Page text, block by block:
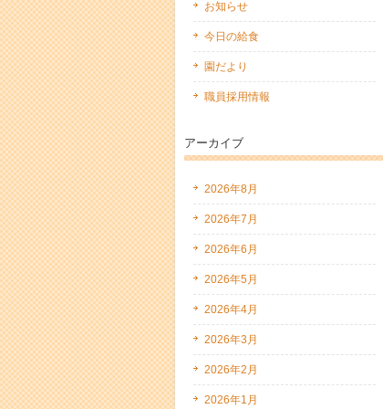
お知らせ
今日の給食
園だより
職員採用情報
アーカイブ
2026年8月
2026年7月
2026年6月
2026年5月
2026年4月
2026年3月
2026年2月
2026年1月